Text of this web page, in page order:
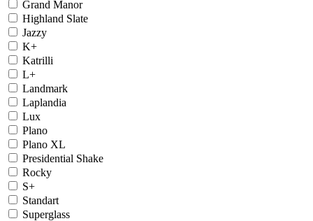
Grand Manor
Highland Slate
Jazzy
K+
Katrilli
L+
Landmark
Laplandia
Lux
Plano
Plano XL
Presidential Shake
Rocky
S+
Standart
Superglass